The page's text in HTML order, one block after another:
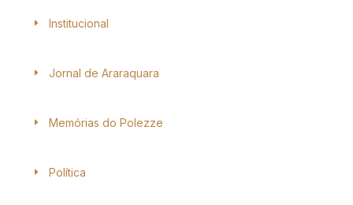
Institucional
Jornal de Araraquara
Memórias do Polezze
Política